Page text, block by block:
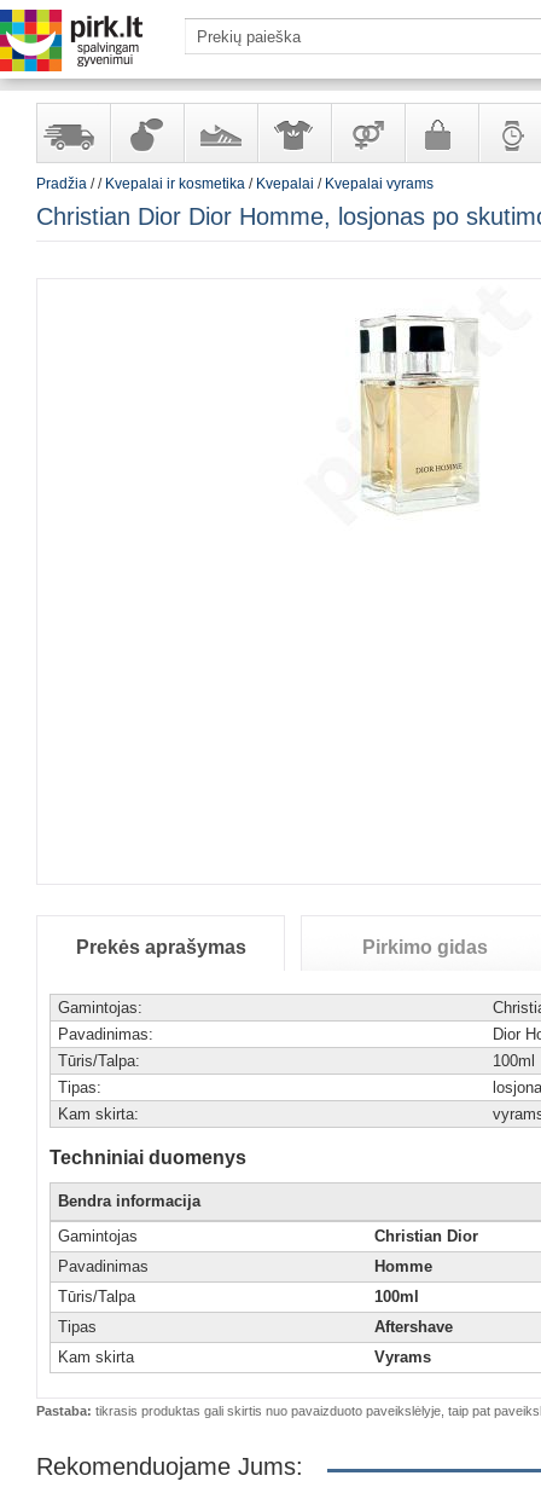
sandėlyje
ir
kosmetika
ir
aksesuarai
suaugusiems
ir
Pradžia // Kvepalai ir kosmetika / Kvepalai / Kvepalai vyrams
Christian Dior Dior Homme, losjonas po
Prekės aprašymas Pirkimo gidas
Gamintojas:
Pavadinimas:
Dior
Tūris/Talpa:
100ml
Tipas:
Kam skirta:
Techniniai duomenys
Bendra informacija
Gamintojas
Christian Dior
Pavadinimas
Homme
Tūris/Talpa
100ml
Tipas
Aftershave
Kam skirta
Vyrams
Pastaba: tikrasis produktas gali skirtis nuo pavaizduoto paveikslėlyje, taip pat
Rekomenduojame Jums: